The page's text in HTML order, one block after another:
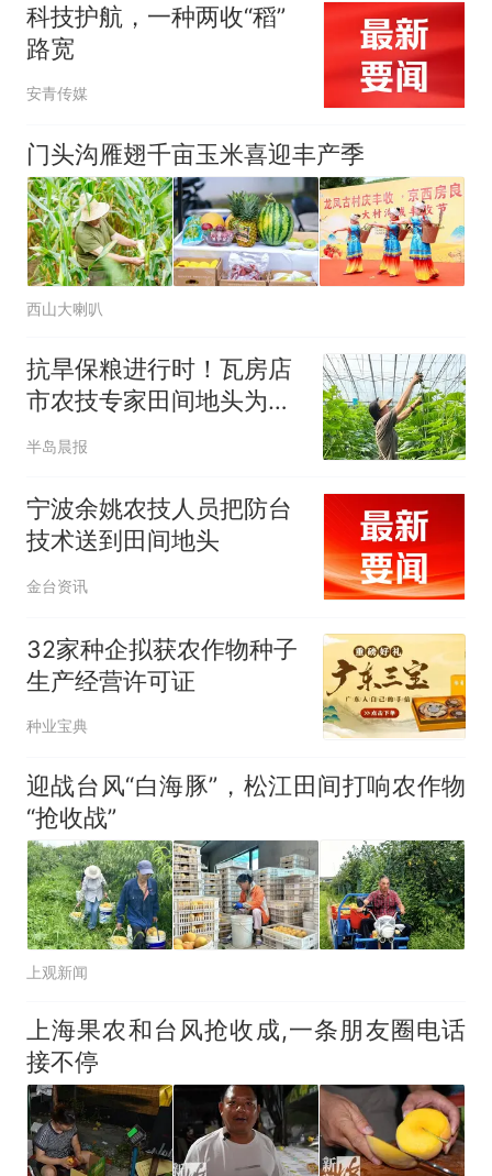
科技护航，一种两收“稻”
路宽
安青传媒
门头沟雁翅千亩玉米喜迎丰产季
西山大喇叭
抗旱保粮进行时！瓦房店
市农技专家田间地头为作
物“把脉开方”
半岛晨报
宁波余姚农技人员把防台
技术送到田间地头
金台资讯
32家种企拟获农作物种子
生产经营许可证
种业宝典
迎战台风“白海豚”，松江田间打响农作物
“抢收战”
上观新闻
上海果农和台风抢收成,一条朋友圈电话
接不停